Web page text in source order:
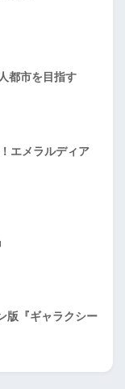
都市を目指す
エメラルディア
版『ギャラクシー